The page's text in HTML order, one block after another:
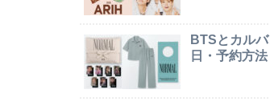
BTSとカル
日・予約方法